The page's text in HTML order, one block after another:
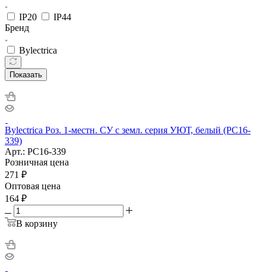
IP20
IP44
Бренд
Bylectrica
Показать
Bylectrica Роз. 1-местн. СУ с земл. серия УЮТ, белый (РС16-
339)
Арт.: РС16-339
Розничная цена
271 ₽
Оптовая цена
164 ₽
В корзину